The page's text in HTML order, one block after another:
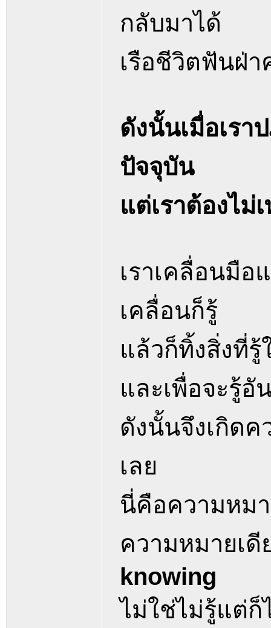
กลับมาได้
เรือชีวิตฟันฝ่
ดังนั้นเมื่อเรา
ปัจจุบัน
แต่เราต้องไม่
เราเคลื่อนมือ
เคลื่อนก็รู้
แล้วก็ทิ้งสิ่งที่
และเพื่อจะรู้อั
ดังนั้นจึงเกิดค
เลย
นี่คือความหม
ความหมายเ
knowing
ไม่ใช่ไม่รู้แต่ก็